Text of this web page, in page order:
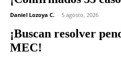
Daniel Lozoya C. - 5 agosto, 2026
¡Buscan resolver
MEC!